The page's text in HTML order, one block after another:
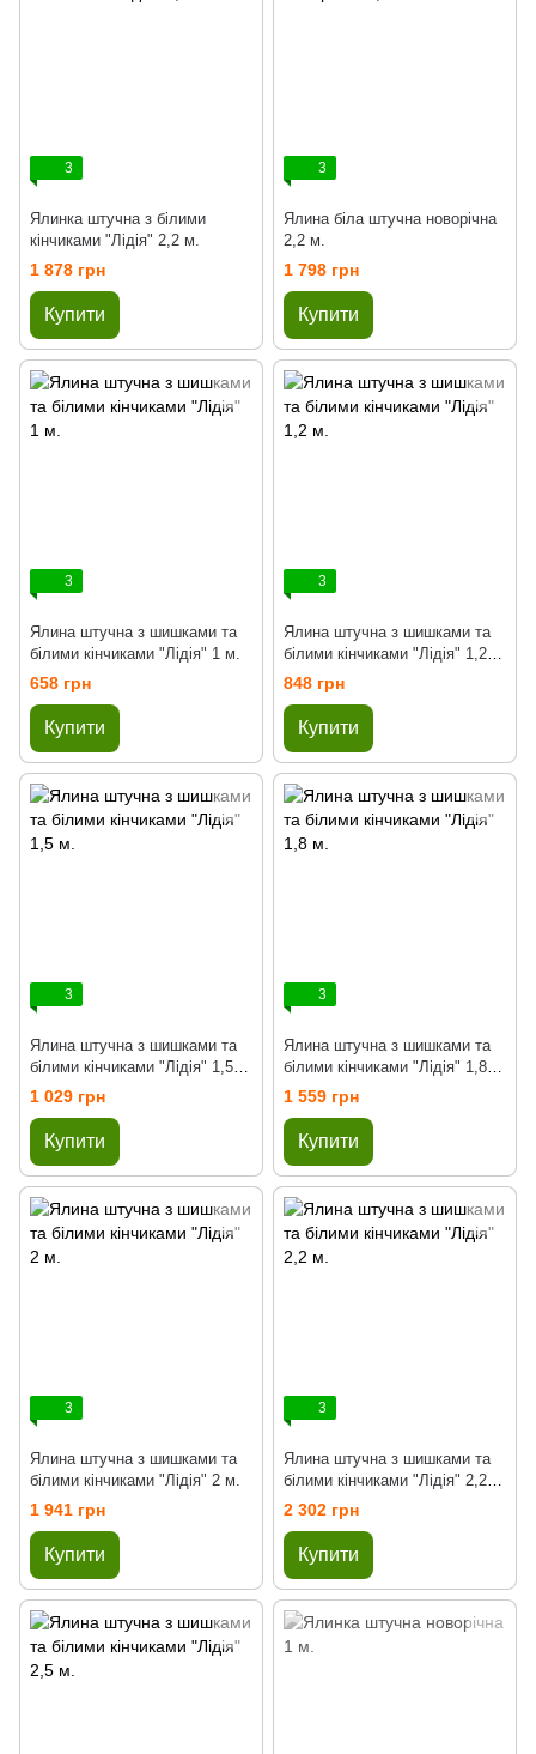
3
Ялинка штучна з білими
кінчиками "Лідія" 2,2 м.
1 878 грн
Купити
3
Ялина біла штучна новорічна
2,2 м.
1 798 грн
Купити
3
Ялина штучна з шишками та
білими кінчиками "Лідія" 1 м.
658 грн
Купити
3
Ялина штучна з шишками та
білими кінчиками "Лідія" 1,2
м.
848 грн
Купити
3
Ялина штучна з шишками та
білими кінчиками "Лідія" 1,5
м.
1 029 грн
Купити
3
Ялина штучна з шишками та
білими кінчиками "Лідія" 1,8
м.
1 559 грн
Купити
3
Ялина штучна з шишками та
білими кінчиками "Лідія" 2 м.
1 941 грн
Купити
3
Ялина штучна з шишками та
білими кінчиками "Лідія" 2,2
м.
2 302 грн
Купити